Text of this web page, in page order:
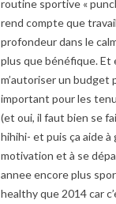
routine sportive «
rend compte que
profondeur dans le
plus que bénéfique. Et
m’autoriser un budget
important pour les
(et oui, il faut bien se
hihihi- et puis ça aide à
motivation et à se
annee encore plus
healthy que 2014 car